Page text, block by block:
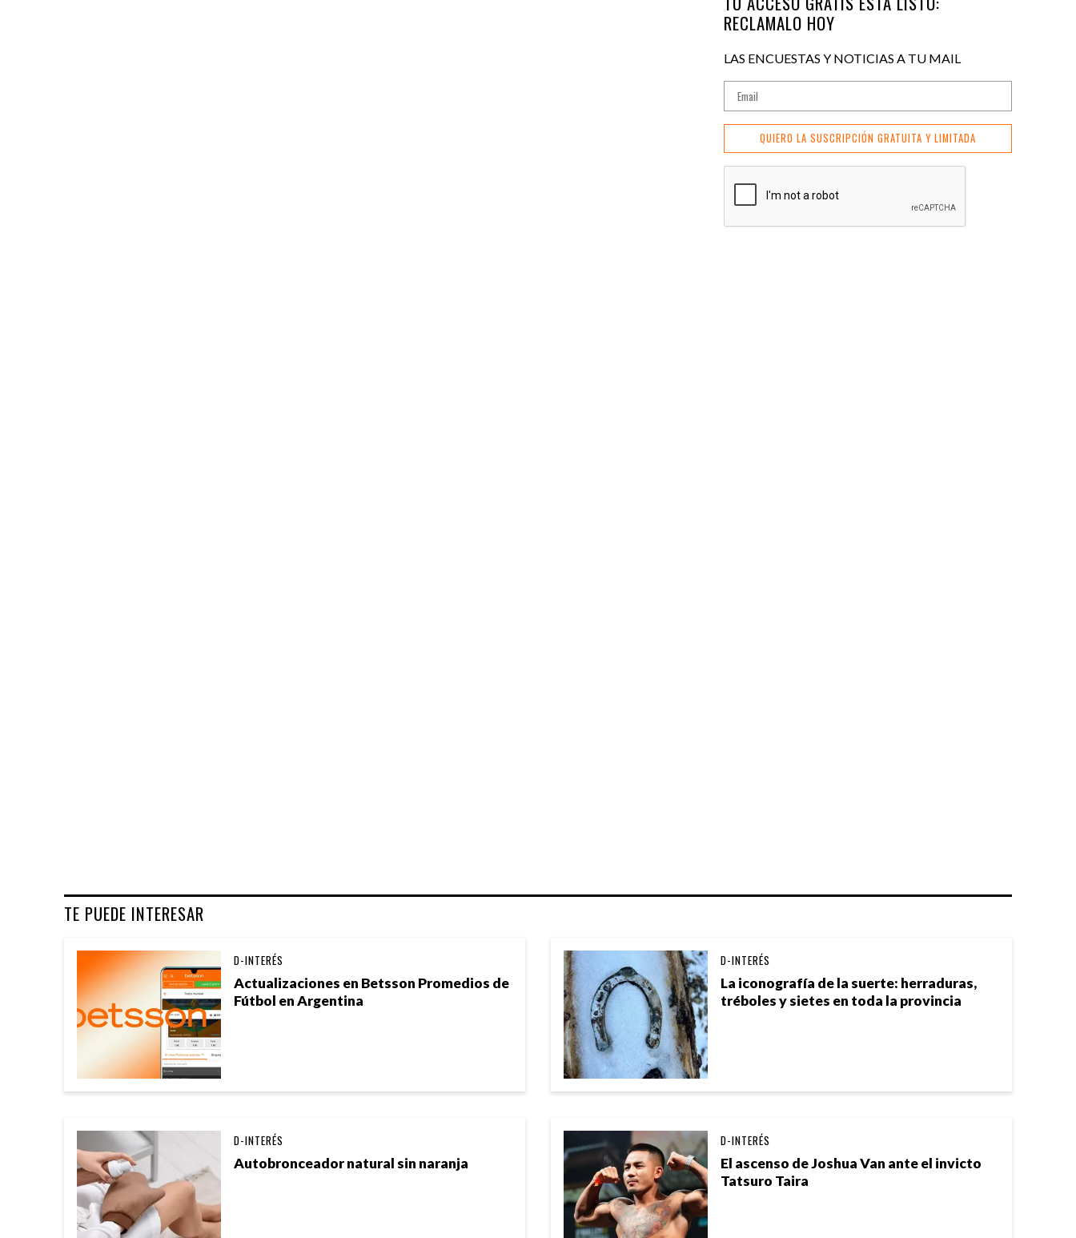
TE PUEDE INTERESAR
Actualizaciones en Betsson Promedios de
Fútbol en Argentina
D-INTERÉS
La iconografía de la suerte: herraduras,
tréboles y sietes en toda la provincia
D-INTERÉS
Autobronceador natural sin naranja
D-INTERÉS
El ascenso de Joshua Van ante el invicto
Tatsuro Taira
D-INTERÉS
RECLAMALO HOY
LAS ENCUESTAS Y NOTICIAS A TU MAIL
QUIERO LA SUSCRIPCIÓN GRATUITA Y LIMITADA